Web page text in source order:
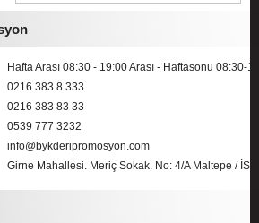
Hafta Arası 08:30 - 19:00 Arası - Haftasonu 08:30-
0216 383 8 333
0216 383 83 33
0539 777 3232
info@bykderipromosyon.com
Girne Mahallesi. Meriç Sokak. No: 4/A Maltepe /